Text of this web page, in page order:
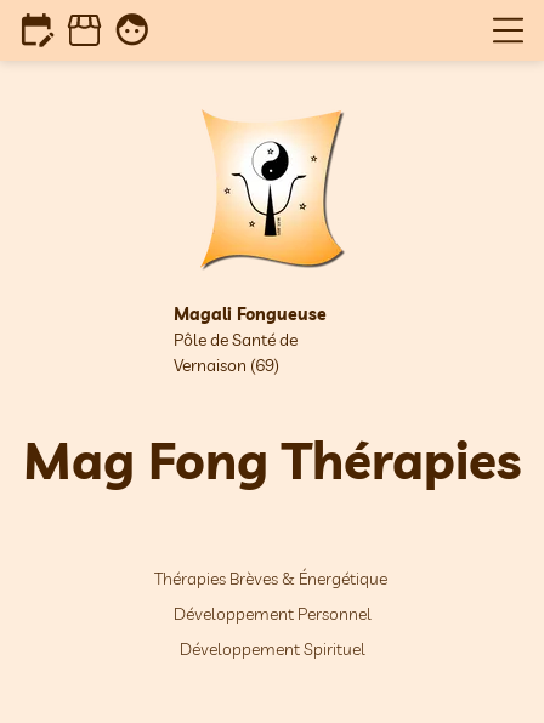
Magali Fongueuse
Pôle de Santé de
Vernaison (69)
Mag Fong Thérapies
Thérapies Brèves & Énergétique
Développement Personnel
Développement Spirituel
edit_calendar face